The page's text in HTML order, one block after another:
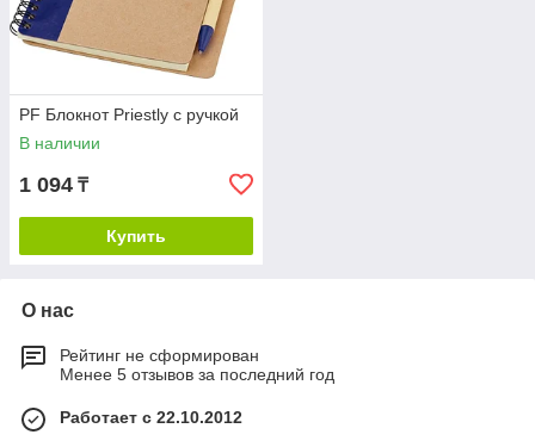
PF Блокнот Priestly с ручкой
В наличии
1 094 ₸
Купить
О нас
Рейтинг не сформирован
Менее 5 отзывов за последний год
Работает с 22.10.2012